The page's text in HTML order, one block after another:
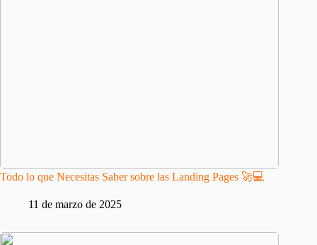
Todo lo que Necesitas Saber sobre las Landing Pages 🚀💻
11 de marzo de 2025